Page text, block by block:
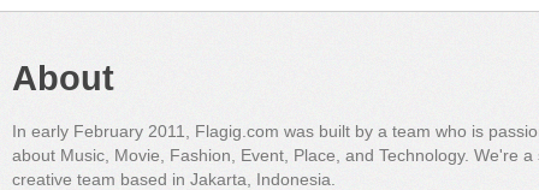
About
In early February 2011, Flagig.com was built by a team who is
about Music, Movie, Fashion, Event, Place, and Technology. We're a
creative team based in Jakarta, Indonesia.